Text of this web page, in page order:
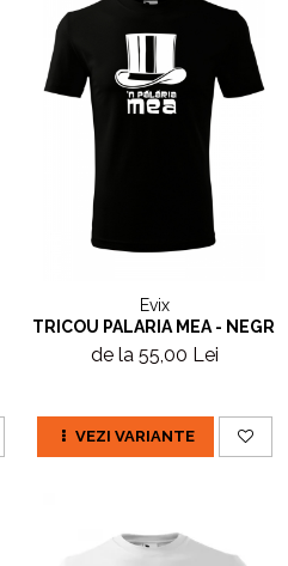
Evix
TRICOU PALARIA MEA - NEGRU
de la 55,00 Lei
VEZI VARIANTE